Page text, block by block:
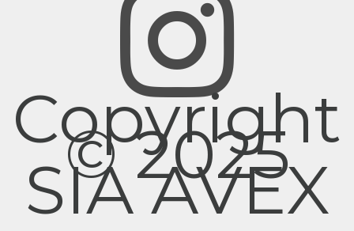
Copyright
© 2025
SIA AVEX